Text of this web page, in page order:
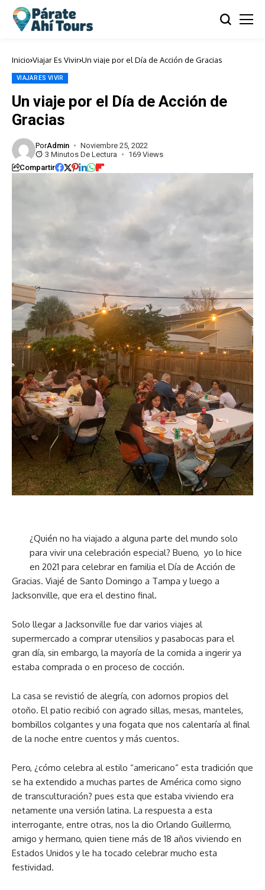
Inicio Viajar Es Vivir Un viaje por el Día de Acción de Gracias
VIAJAR ES VIVIR
Un viaje por el Día de Acción de
Gracias
PorAdmin
Noviembre 25, 2022
3 Minutos De Lectura
169 Views
Compartir
¿Quién no ha viajado a alguna parte del mundo solo
para vivir una celebración especial? Bueno, yo lo hice
en 2021 para celebrar en familia el Día de Acción de
Gracias. Viajé de Santo Domingo a Tampa y luego a
Jacksonville, que era el destino final.
Solo llegar a Jacksonville fue dar varios viajes al
supermercado a comprar utensilios y pasabocas para el
gran día, sin embargo, la mayoría de la comida a ingerir ya
estaba comprada o en proceso de cocción.
La casa se revistió de alegría, con adornos propios del
otoño. El patio recibió con agrado sillas, mesas, manteles,
bombillos colgantes y una fogata que nos calentaría al final
de la noche entre cuentos y más cuentos.
Pero, ¿cómo celebra al estilo “americano” esta tradición que
se ha extendido a muchas partes de América como signo
de transculturación? pues esta que estaba viviendo era
netamente una versión latina. La respuesta a esta
interrogante, entre otras, nos la dio Orlando Guillermo,
amigo y hermano, quien tiene más de 18 años viviendo en
Estados Unidos y le ha tocado celebrar mucho esta
festividad.